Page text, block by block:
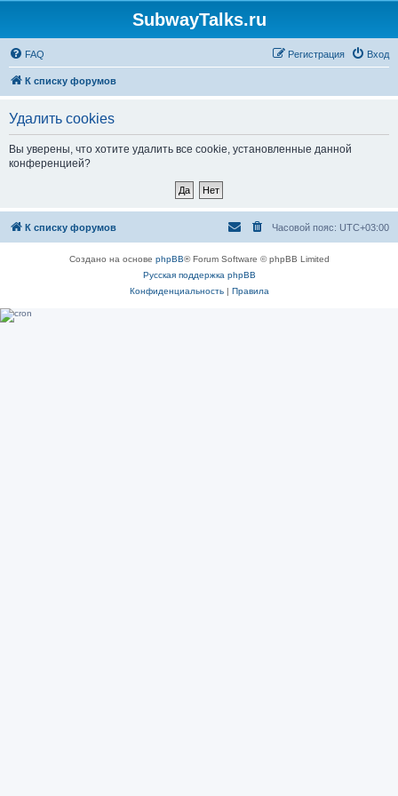
SubwayTalks.ru
FAQ Вход
Регистрация
К списку форумов
Удалить cookies
Вы уверены, что хотите удалить все cookie, установленные данной
конференцией?
К списку форумов Часовой пояс: UTC+03:00
Создано на основе phpBB® Forum Software © phpBB Limited
Русская поддержка phpBB
Конфиденциальность| Правила